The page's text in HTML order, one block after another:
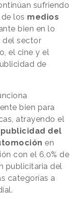
sufriendo
los medios
bien en lo
del sector
el cine y el
de
bien para
atrayendo el
publicidad del
en
con el 6,0% de
publicitaria del
categorías a